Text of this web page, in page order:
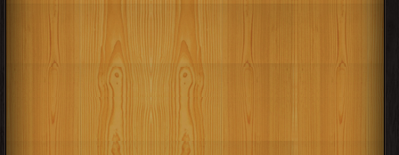
كتب 1992
كتب 1991
كتب 1990
كتب 1989 كتب 1988
كتب 1987
كتب 1984
كتب 1983
كتب 1980
كتب 1979